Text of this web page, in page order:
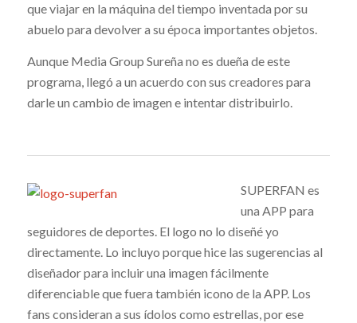
que viajar en la máquina del tiempo inventada por su
abuelo para devolver a su época importantes objetos.
Aunque Media Group Sureña no es dueña de este
programa, llegó a un acuerdo con sus creadores para
darle un cambio de imagen e intentar distribuirlo.
SUPERFAN es
una APP para
seguidores de deportes. El logo no lo diseñé yo
directamente. Lo incluyo porque hice las sugerencias al
diseñador para incluir una imagen fácilmente
diferenciable que fuera también icono de la APP. Los
fans consideran a sus ídolos como estrellas, por ese